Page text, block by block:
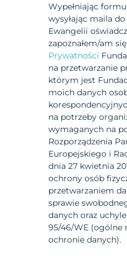
Wypełniając
wysyłając maila
Ewangelii
zapoznałem/am
Prywatności
na przetwarzanie
którym jest
moich danych
na potrzeby
wymaganych na
Rozporządzenia
Europejskiego i
dnia 27 kwietnia
ochrony osób
przetwarzaniem
sprawie
danych oraz
95/46/WE (ogólne
ochronie danych).